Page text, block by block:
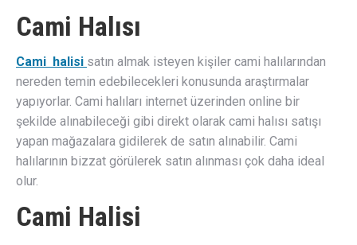
Cami Halısı
Cami halisi satın almak isteyen kişiler cami halılarından
nereden temin edebilecekleri konusunda araştırmalar
yapıyorlar. Cami halıları internet üzerinden online bir
şekilde alınabileceği gibi direkt olarak cami halısı satışı
yapan mağazalara gidilerek de satın alınabilir. Cami
halılarının bizzat görülerek satın alınması çok daha ideal
olur.
Cami Halisi